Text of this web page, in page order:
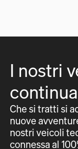
I nostri
Che si tratti si
nuove
nostri veicoli
connessa al